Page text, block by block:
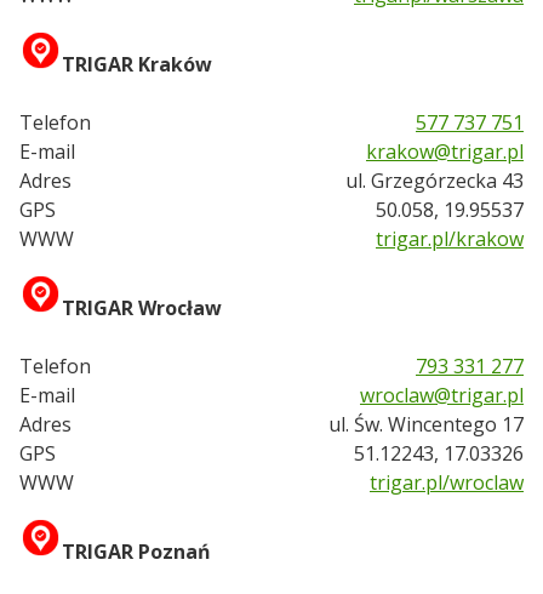
TRIGAR Kraków
Telefon
577 737 751
E-mail
krakow@trigar.pl
Adres
ul. Grzegórzecka 43
GPS
50.058, 19.95537
WWW
trigar.pl/krakow
TRIGAR Wrocław
Telefon
793 331 277
E-mail
wroclaw@trigar.pl
Adres
ul. Św. Wincentego 17
GPS
51.12243, 17.03326
WWW
trigar.pl/wroclaw
TRIGAR Poznań